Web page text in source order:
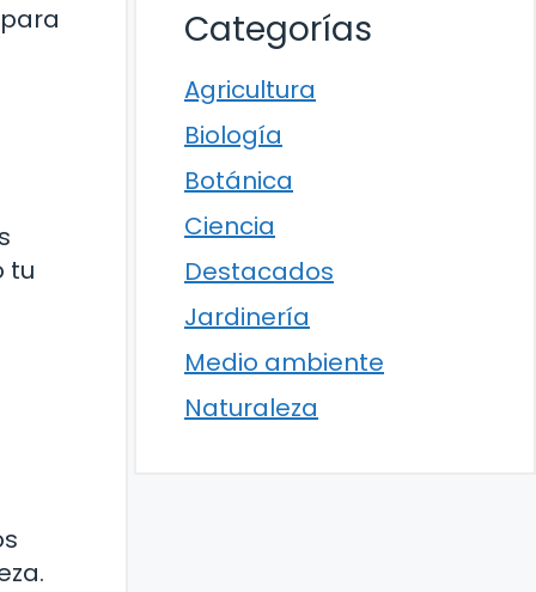
tu
Categorías
Agricultura
Biología
Botánica
Ciencia
Destacados
Jardinería
Medio ambiente
Naturaleza